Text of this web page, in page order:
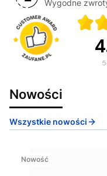
Wygodne
Nowości
Wszystkie nowości
Nowość